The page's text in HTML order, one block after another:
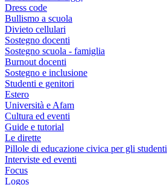
Dress code
Bullismo a scuola
Divieto cellulari
Sostegno docenti
Sostegno scuola - famiglia
Burnout docenti
Sostegno e inclusione
Studenti e genitori
Estero
Università e Afam
Cultura ed eventi
Guide e tutorial
Le dirette
Pillole di educazione civica per gli studenti
Interviste ed eventi
Focus
Logos